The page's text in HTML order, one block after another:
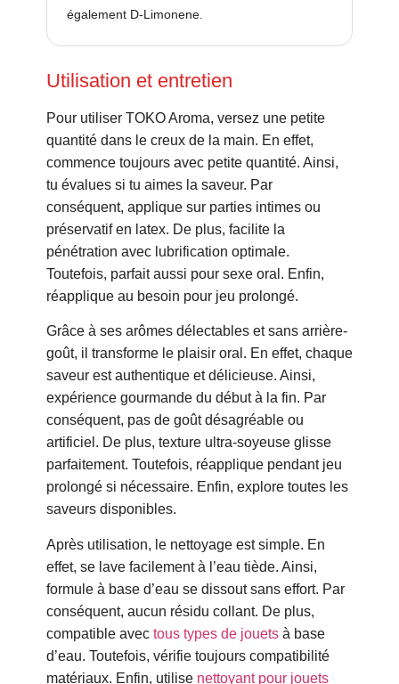
également D-Limonene.
Utilisation et entretien
Pour utiliser TOKO Aroma, versez une petite
quantité dans le creux de la main. En effet,
commence toujours avec petite quantité. Ainsi,
tu évalues si tu aimes la saveur. Par
conséquent, applique sur parties intimes ou
préservatif en latex. De plus, facilite la
pénétration avec lubrification optimale.
Toutefois, parfait aussi pour sexe oral. Enfin,
réapplique au besoin pour jeu prolongé.
Grâce à ses arômes délectables et sans arrière-
goût, il transforme le plaisir oral. En effet, chaque
saveur est authentique et délicieuse. Ainsi,
expérience gourmande du début à la fin. Par
conséquent, pas de goût désagréable ou
artificiel. De plus, texture ultra-soyeuse glisse
parfaitement. Toutefois, réapplique pendant jeu
prolongé si nécessaire. Enfin, explore toutes les
saveurs disponibles.
Après utilisation, le nettoyage est simple. En
effet, se lave facilement à l’eau tiède. Ainsi,
formule à base d’eau se dissout sans effort. Par
conséquent, aucun résidu collant. De plus,
compatible avec tous types de jouets à base
d’eau. Toutefois, vérifie toujours compatibilité
matériaux. Enfin, utilise nettoyant pour jouets